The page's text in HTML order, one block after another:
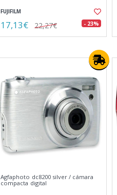
FUJIFILM
17,13€ 22,27€ - 23%
Agfaphoto dc8200 silver / cámara
compacta digital